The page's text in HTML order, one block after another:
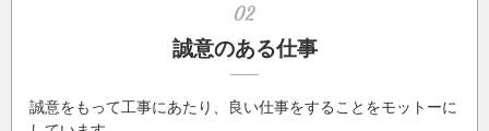
02
誠意のある仕事
誠意をもって工事にあたり、良い仕事をすることをモットーに